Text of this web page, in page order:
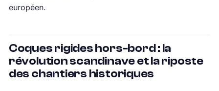
européen.
Coques rigides hors-bord : la
révolution scandinave et la riposte
des chantiers historiques